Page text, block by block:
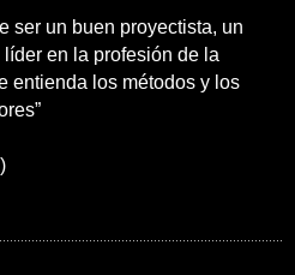
ser un buen proyectista, un
en la profesión de la
entienda los métodos y los